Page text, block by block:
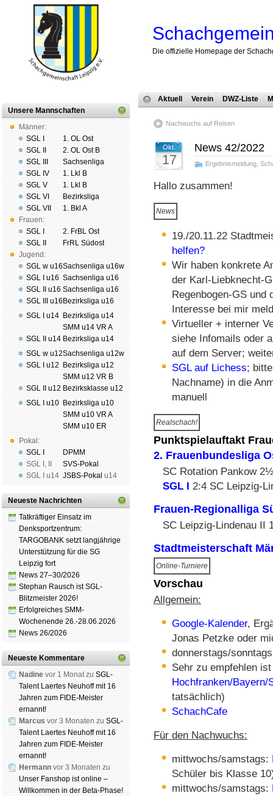
Die offizielle Homepage der
Unsere Mannschaften
Männer:
SGL I
SGL II
SGL III
SGL IV
SGL V
SGL VI
SGL VII
Frauen:
SGL I
SGL II
Jugend:
SGL w u16
SGL I u16
SGL II u16
SGL III u16
SGL I u14
SGL II u14
SGL w u12
SGL I u12
SGL II u12
SGL I u10
Pokal:
SGL I
SGL I ,
SGL I
u14
1. OL Ost
2. OL Ost B
Sachsenliga
1. Lkl B
1. Lkl B
Bezirksliga
1. Bkl A
2. FrBL Ost
FrRL Südost
Sachsenliga u16w
Sachsenliga u16
Sachsenliga u16
Bezirksliga u16
Bezirksliga u14
SMM u14 VR A
Bezirksliga u14
Sachsenliga u12w
Bezirksliga u12
SMM u12 VR B
Bezirksklasse u12
Bezirksliga u10
SMM u10 VR A
SMM u10 ER
DPMM
SVS-Pokal
JSBS-Pokal u14
Neueste Nachrichten
Tatkräftiger Einsatz im
Denksportzentrum:
TARGOBANK setzt langjährige
Unterstützung für die SG
Leipzig fort
News 27–30/2026
Stephan Rausch ist SGL-
Blitzmeister 2026!
Erfolgreiches SMM-
Wochenende 26.-28.06.2026
News 26/2026
Neueste Kommentare
Nadine vor 1 Monat zu SGL-
Talent Laertes Neuhoff mit 16
Jahren zum FIDE-Meister
ernannt!
Marcus vor 3 Monaten zu SGL-
Talent Laertes Neuhoff mit 16
Jahren zum FIDE-Meister
ernannt!
Hermann vor 3 Monaten zu
Unser Fanshop ist online –
Willkommen in der Beta-Phase!
Aktuell Verein DWZ-Liste
Nachwuchs auf Reisen
Okt.
17
News 42/2022
Ergebnismeldung
Hallo zusammen!
News
19./20.11.22
helfen?
Wir haben konkrete
der Karl-Liebknecht-
Regenbogen-GS und
Interesse bei mir
Virtueller + interner
siehe Infomails oder
auf dem Server;
SGL auf Lichess;
Nachname) in die
manuell
Realschach!
Punktspielauftakt
2. Frauenbundesliga
SC Rotation Pankow
SGL I 2:4 SC Leipzig-
Frauen-Regionalliga
SC Leipzig-Lindenau II
Stadtmeisterschaft
Online-Turniere
Vorschau
Allgemein:
Google-Kalender,
Jonas Petzke oder
donnerstags/
Sehr zu empfehlen
Hochfranken/Bayern/
tatsächlich)
SchachCafe
Für den Nachwuchs:
mittwochs/samstags:
Schüler bis Klasse
mittwochs/samstags: